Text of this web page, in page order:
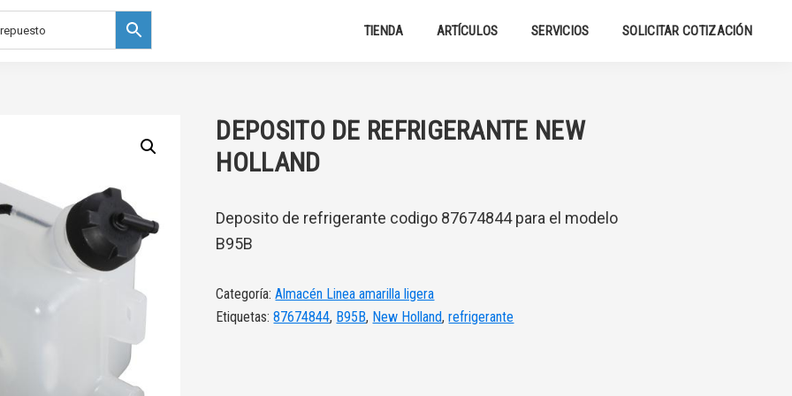
TIENDA ARTÍCULOS SERVICIOS SOLICITAR COTIZACIÓN
DEPOSITO DE REFRIGERANTE NEW
HOLLAND
Deposito de refrigerante codigo 87674844 para el modelo
B95B
Categoría:Almacén Linea amarilla ligera
Etiquetas:87674844, B95B, New Holland,refrigerante